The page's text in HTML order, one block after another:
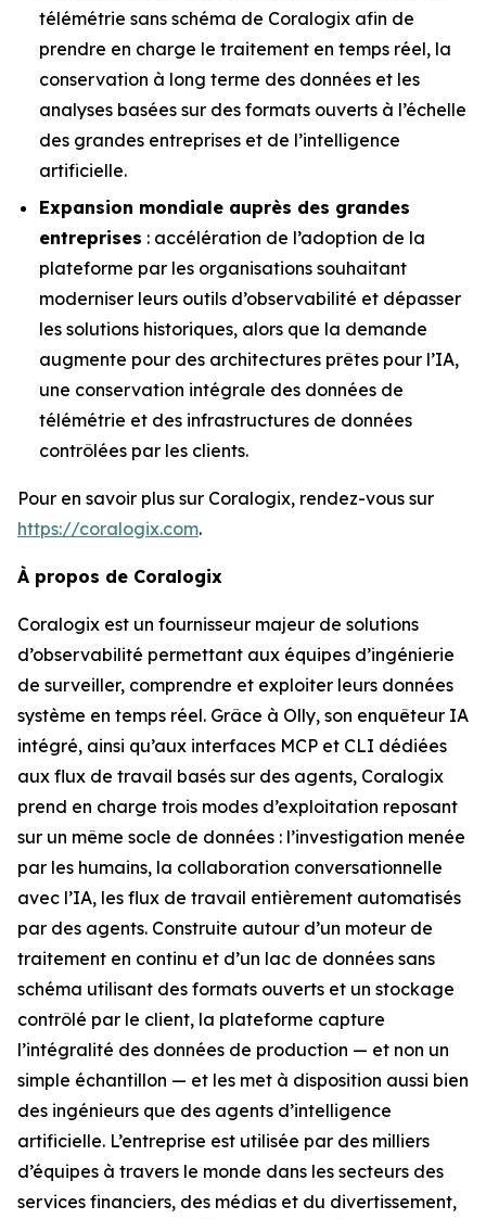
télémétrie sans schéma de Coralogix afin de
prendre en charge le traitement en temps réel, la
conservation à long terme des données et les
analyses basées sur des formats ouverts à l’échelle
des grandes entreprises et de l’intelligence
artificielle.
Expansion mondiale auprès des grandes
entreprises : accélération de l’adoption de la
plateforme par les organisations souhaitant
moderniser leurs outils d’observabilité et dépasser
les solutions historiques, alors que la demande
augmente pour des architectures prêtes pour l’IA,
une conservation intégrale des données de
télémétrie et des infrastructures de données
contrôlées par les clients.
Pour en savoir plus sur Coralogix, rendez-vous sur
https://coralogix.com.
À propos de Coralogix
Coralogix est un fournisseur majeur de solutions
d’observabilité permettant aux équipes d’ingénierie
de surveiller, comprendre et exploiter leurs données
système en temps réel. Grâce à Olly, son enquêteur IA
intégré, ainsi qu’aux interfaces MCP et CLI dédiées
aux flux de travail basés sur des agents, Coralogix
prend en charge trois modes d’exploitation reposant
sur un même socle de données : l’investigation menée
par les humains, la collaboration conversationnelle
avec l’IA, les flux de travail entièrement automatisés
par des agents. Construite autour d’un moteur de
traitement en continu et d’un lac de données sans
schéma utilisant des formats ouverts et un stockage
contrôlé par le client, la plateforme capture
l’intégralité des données de production — et non un
simple échantillon — et les met à disposition aussi bien
des ingénieurs que des agents d’intelligence
artificielle. L’entreprise est utilisée par des milliers
d’équipes à travers le monde dans les secteurs des
services financiers, des médias et du divertissement,